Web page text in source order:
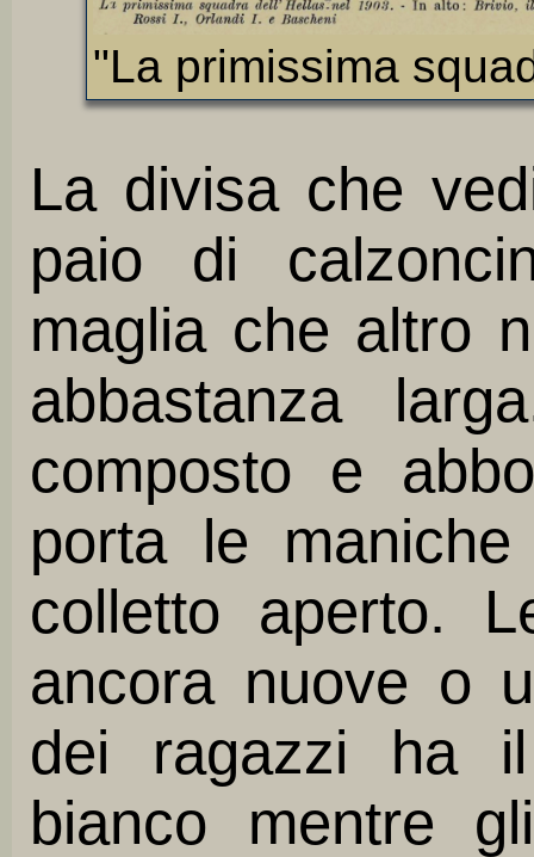
"La primissima
La divisa che
paio di
maglia che altro
abbastanza
composto e
porta le
colletto aperto.
ancora nuove o
dei ragazzi ha il
bianco mentre